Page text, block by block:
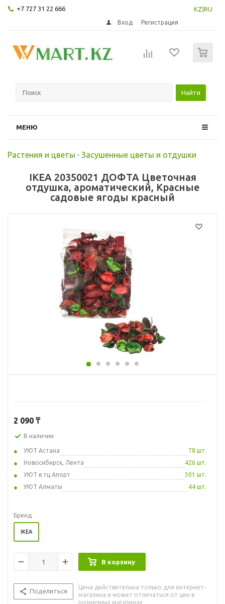
+7 727 31 22 666 KZ RU
Вход Регистрация
Найти
МЕНЮ
Растения и цветы - Засушенные цветы и отдушки
IKEA 20350021 ДОФТА Цветочная
отдушка, ароматический, Красные
садовые ягоды красный
2 090 ₸
В наличии
УЮТ Астана
78 шт.
Новосибирск, Лента
426 шт.
УЮТ в тц Апорт
301 шт.
УЮТ Алматы
44 шт.
Бренд
IKEA
В корзину
Поделиться
Цена действительна только для интернет-
магазина и может отличаться от цен в
розничных магазинах